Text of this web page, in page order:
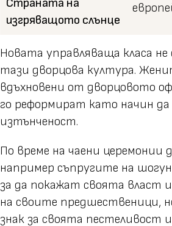
Новата управляваща класа
тази дворцова култура.
вдъхновени от дворцовото
го реформират като начин
изтънченост.
По време на чаени
например съпругите на
за да покажат своята власт
на своите предшественици,
знак за своята пестеливост